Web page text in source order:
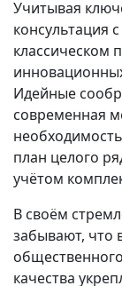
Учитывая
консультация
классическом
Идейные
современная
план целого
учётом
В своём
забывают, что
качества